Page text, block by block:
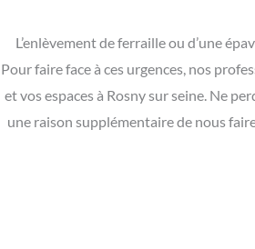
L’enlèvement de ferraille ou d’une
Pour faire face à ces urgences, nos
et vos espaces à Rosny sur seine. Ne
une raison supplémentaire de nous